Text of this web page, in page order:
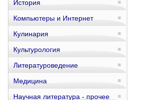
История
Компьютеры и Интернет
Кулинария
Культурология
Литературоведение
Медицина
Научная литература - прочее